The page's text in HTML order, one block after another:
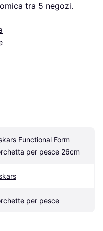
tra 5 negozi.
Functional Form
per pesce 26cm
per pesce